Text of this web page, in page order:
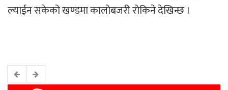
ल्याईन सकेको खण्डमा कालोबजरी रोकिने देखिन्छ ।